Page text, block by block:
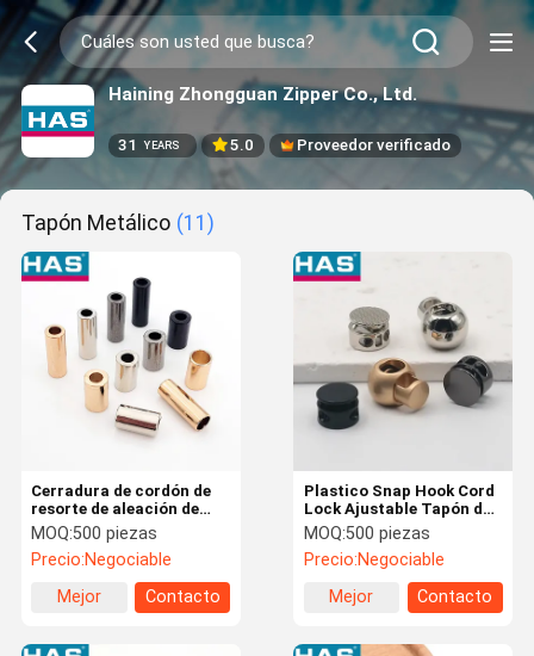
Haining Zhongguan Zipper Co., Ltd.
31 YEARS 5.0 Proveedor verificado
Tapón Metálico (11)
Cerradura de cordón de
resorte de aleación de
zinc tapones de cuerda
de tira retráctiles en
bolsas de ropa
MOQ:500 piezas
Precio:Negociable
Mejor
Contacto
Plastico Snap Hook Cord
Lock Ajustable Tapón de
cuerda de tira para
bolsas Ropa
MOQ:500 piezas
Precio:Negociable
Mejor
Contacto